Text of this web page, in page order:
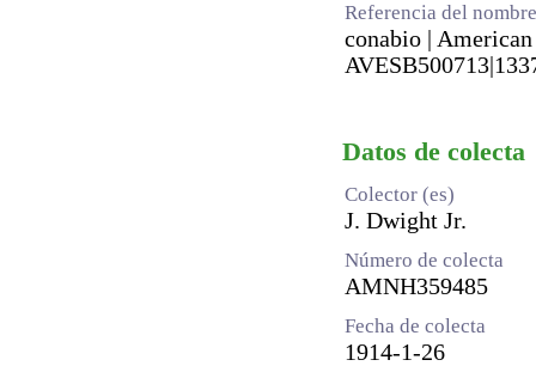
Referencia del
conabio |
Datos de colecta
Colector (es)
J. Dwight Jr.
Número de colecta
AMNH359485
Fecha de colecta
1914-1-26